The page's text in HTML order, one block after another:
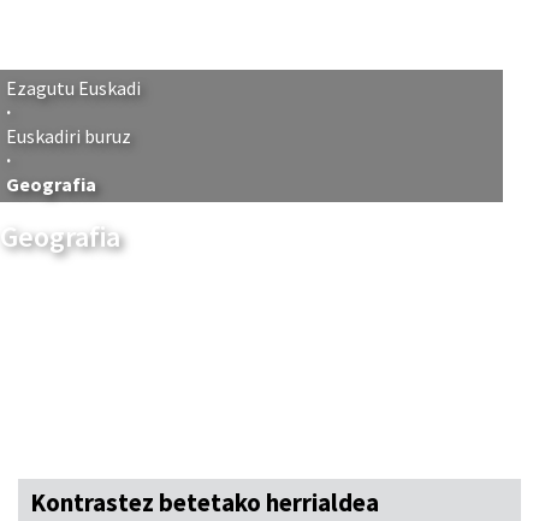
Ezagutu Euskadi
Euskadiri buruz
Geografia
Geografia
Kontrastez betetako herrialdea